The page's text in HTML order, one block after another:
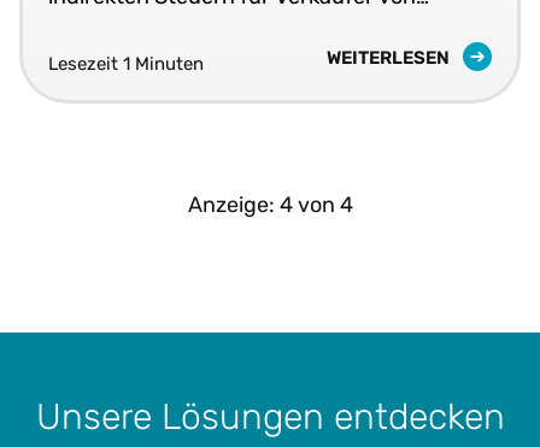
und Zubehör.
Lesezeit 1 Minuten WEITERLESEN
Anzeige: 4von 4
Unsere Lösungen entdecken